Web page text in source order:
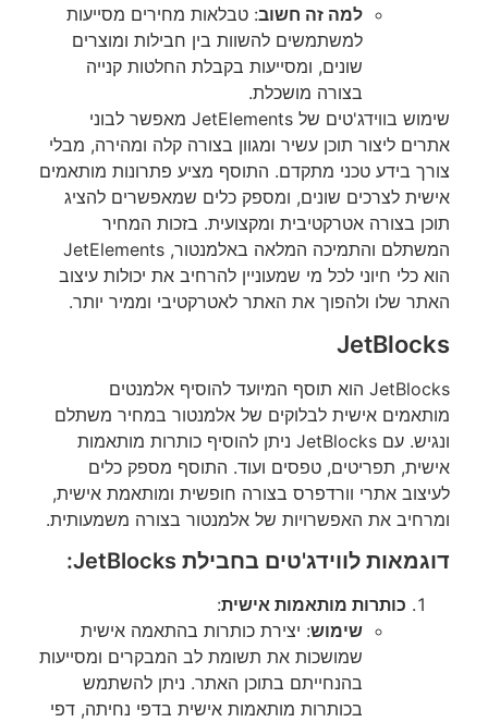
למה זה חשוב: טבלאות מחירים מסייעות
למשתמשים להשוות בין חבילות ומוצרים
שונים, ומסייעות בקבלת החלטות קנייה
בצורה מושכלת.
שימוש בווידג'טים של JetElements מאפשר לבוני
אתרים ליצור תוכן עשיר ומגוון בצורה קלה ומהירה, מבלי
צורך בידע טכני מתקדם. התוסף מציע פתרונות מותאמים
אישית לצרכים שונים, ומספק כלים שמאפשרים להציג
תוכן בצורה אטרקטיבית ומקצועית. בזכות המחיר
המשתלם והתמיכה המלאה באלמנטור, JetElements
הוא כלי חיוני לכל מי שמעוניין להרחיב את יכולות עיצוב
האתר שלו ולהפוך את האתר לאטרקטיבי וממיר יותר.
JetBlocks
JetBlocks הוא תוסף המיועד להוסיף אלמנטים
מותאמים אישית לבלוקים של אלמנטור במחיר משתלם
ונגיש. עם JetBlocks ניתן להוסיף כותרות מותאמות
אישית, תפריטים, טפסים ועוד. התוסף מספק כלים
לעיצוב אתרי וורדפרס בצורה חופשית ומותאמת אישית,
ומרחיב את האפשרויות של אלמנטור בצורה משמעותית.
דוגמאות לווידג'טים בחבילת JetBlocks:
כותרות מותאמות אישית:
שימוש: יצירת כותרות בהתאמה אישית
שמושכות את תשומת לב המבקרים ומסייעות
בהנחייתם בתוכן האתר. ניתן להשתמש
בכותרות מותאמות אישית בדפי נחיתה, דפי